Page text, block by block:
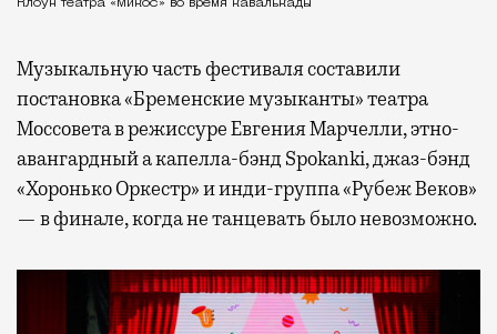
Клоун театра «Микос» во время кавалькады
Музыкальную часть фестиваля составили
постановка «Бременские музыканты» театра
Моссовета в режиссуре Евгения Марчелли, этно-
авангардный а капелла-бэнд Spokanki, джаз-бэнд
«Хоронько Оркестр» и инди-группа «Рубеж Веков»
— в финале, когда не танцевать было невозможно.